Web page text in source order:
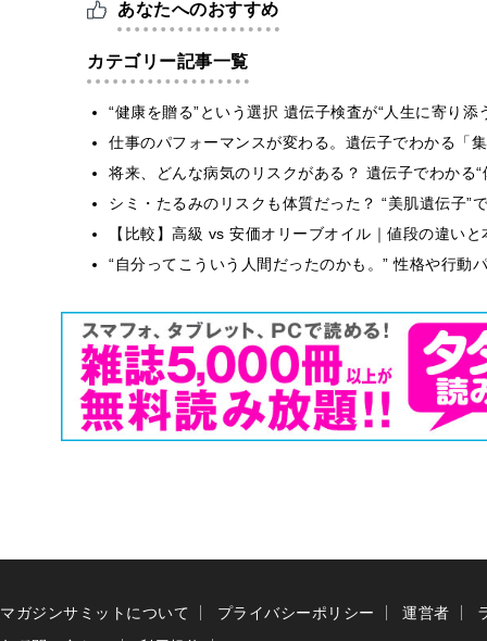
あなたへのおすすめ
カテゴリー記事一覧
“健康を贈る”という選択 遺伝子検査が“人生に寄り添
仕事のパフォーマンスが変わる。遺伝子でわかる「
将来、どんな病気のリスクがある？ 遺伝子でわかる
シミ・たるみのリスクも体質だった？ “美肌遺伝子”
【比較】高級 vs 安価オリーブオイル｜値段の違い
“自分ってこういう人間だったのかも。” 性格や行動
マガジンサミットについて プライバシーポリシー 運営者